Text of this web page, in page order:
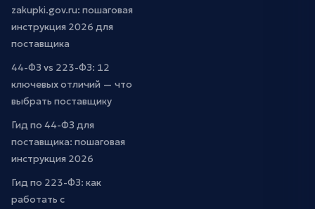
zakupki.gov.ru: пошаговая
инструкция 2026 для
поставщика
44-ФЗ vs 223-ФЗ: 12
ключевых отличий — что
выбрать поставщику
Гид по 44-ФЗ для
поставщика: пошаговая
инструкция 2026
Гид по 223-ФЗ: как
работать с